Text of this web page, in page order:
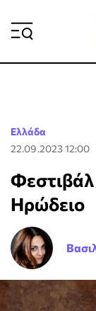
Ελλάδα
22.09.2023 12:00
Ηρώδειο